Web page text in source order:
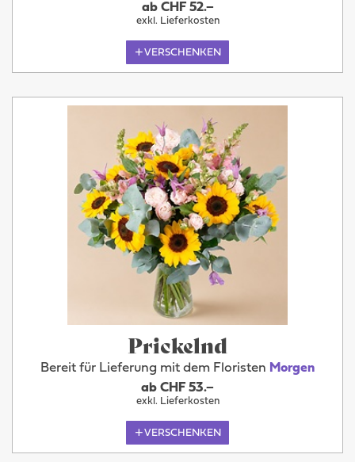
ab CHF 52.–
exkl. Lieferkosten
VERSCHENKEN
Prickelnd
Bereit für Lieferung mit dem Floristen Morgen
ab CHF 53.–
exkl. Lieferkosten
VERSCHENKEN